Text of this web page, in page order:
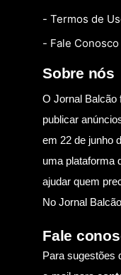
- Termos de
- Fale Conosco
Sobre nós
O Jornal Balcão
publicar
em 22 de junho
uma plataforma
ajudar quem
No Jornal
Fale
Para sugestões